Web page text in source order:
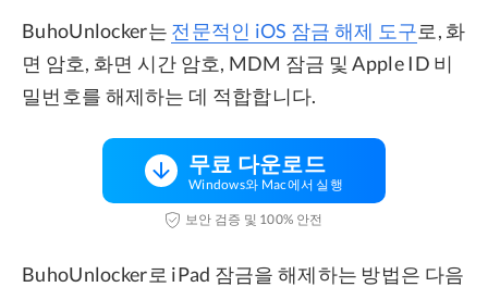
BuhoUnlocker는 전문적인 iOS 잠금 해제 도구로, 화
면 암호, 화면 시간 암호, MDM 잠금 및 Apple ID 비
밀번호를 해제하는 데 적합합니다.
무료 다운로드
Windows와 Mac에서 실행
보안 검증 및 100% 안전
BuhoUnlocker로 iPad 잠금을 해제하는 방법은 다음